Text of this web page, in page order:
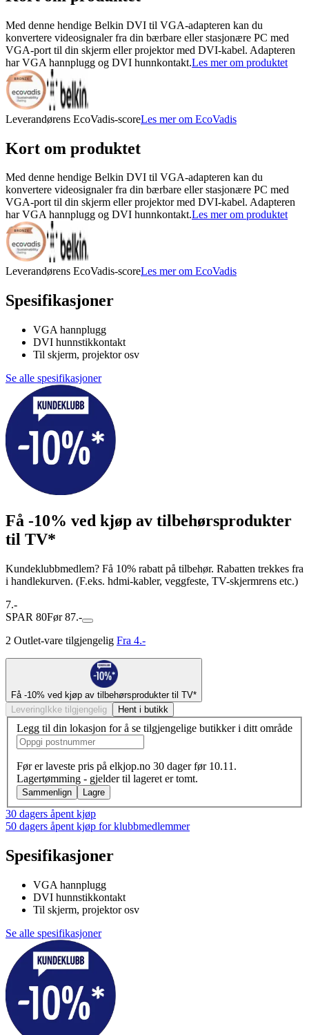
Med denne hendige Belkin DVI til VGA-adapteren kan du
konvertere videosignaler fra din bærbare eller stasjonære PC med
VGA-port til din skjerm eller projektor med DVI-kabel. Adapteren
har VGA hannplugg og DVI hunnkontakt.Les mer om produktet
Leverandørens EcoVadis-scoreLes mer om EcoVadis
Kort om produktet
Med denne hendige Belkin DVI til VGA-adapteren kan du
konvertere videosignaler fra din bærbare eller stasjonære PC med
VGA-port til din skjerm eller projektor med DVI-kabel. Adapteren
har VGA hannplugg og DVI hunnkontakt.Les mer om produktet
Leverandørens EcoVadis-scoreLes mer om EcoVadis
Spesifikasjoner
VGA hannplugg
DVI hunnstikkontakt
Til skjerm, projektor osv
Se alle spesifikasjoner
Få -10% ved kjøp av tilbehørsprodukter
til TV*
Kundeklubbmedlem? Få 10% rabatt på tilbehør. Rabatten trekkes fra
i handlekurven. (F.eks. hdmi-kabler, veggfeste, TV-skjermrens etc.)
7.-
SPAR 80Før 87.-
2 Outlet-vare tilgjengelig Fra 4.-
Få -10% ved kjøp av tilbehørsprodukter til TV*
Levering Ikke tilgjengelig Hent i butikk
Legg til din lokasjon for å se tilgjengelige butikker i ditt område
Før er laveste pris på elkjop.no 30 dager før 10.11.
Lagertømming - gjelder til lageret er tomt.
Sammenlign Lagre
30 dagers åpent kjøp
50 dagers åpent kjøp for klubbmedlemmer
Spesifikasjoner
VGA hannplugg
DVI hunnstikkontakt
Til skjerm, projektor osv
Se alle spesifikasjoner